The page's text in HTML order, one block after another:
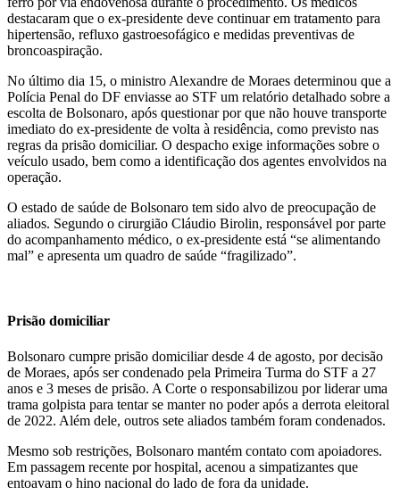
destacaram que o ex-presidente deve continuar em tratamento para
hipertensão, refluxo gastroesofágico e medidas preventivas de
broncoaspiração.
No último dia 15, o ministro Alexandre de Moraes determinou que a
Polícia Penal do DF enviasse ao STF um relatório detalhado sobre a
escolta de Bolsonaro, após questionar por que não houve transporte
imediato do ex-presidente de volta à residência, como previsto nas
regras da prisão domiciliar. O despacho exige informações sobre o
veículo usado, bem como a identificação dos agentes envolvidos na
operação.
O estado de saúde de Bolsonaro tem sido alvo de preocupação de
aliados. Segundo o cirurgião Cláudio Birolin, responsável por parte
do acompanhamento médico, o ex-presidente está “se alimentando
mal” e apresenta um quadro de saúde “fragilizado”.
Prisão domiciliar
Bolsonaro cumpre prisão domiciliar desde 4 de agosto, por decisão
de Moraes, após ser condenado pela Primeira Turma do STF a 27
anos e 3 meses de prisão. A Corte o responsabilizou por liderar uma
trama golpista para tentar se manter no poder após a derrota eleitoral
de 2022. Além dele, outros sete aliados também foram condenados.
Mesmo sob restrições, Bolsonaro mantém contato com apoiadores.
Em passagem recente por hospital, acenou a simpatizantes que
entoavam o hino nacional do lado de fora da unidade.